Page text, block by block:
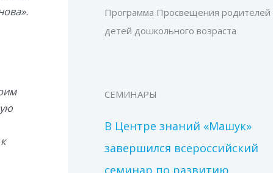
Программа Просвещения родителей
детей дошкольного возраста
СЕМИНАРЫ
В Центре знаний «Машук»
завершился всероссийский
семинар по развитию